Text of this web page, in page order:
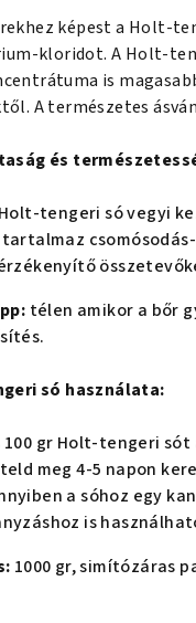
képest a Holt-
kloridot. A Holt-
is
A természetes
és
tengeri só vegyi
tartalmaz
télen amikor a bőr
só használata:
100 gr Holt-tengeri sót
meg 4-5 napon
a sóhoz egy
is
1000 gr, simítózáras